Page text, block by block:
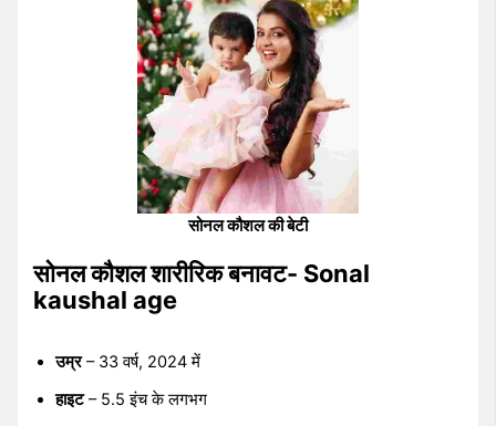
सोनल कौशल की बेटी
सोनल कौशल शारीरिक बनावट- Sonal
kaushal age
उम्र– 33 वर्ष, 2024 में
हाइट– 5.5 इंच के लगभग